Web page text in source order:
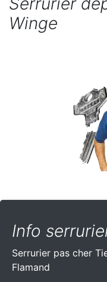
Winge
Info
Serrurier pas cher
Flamand